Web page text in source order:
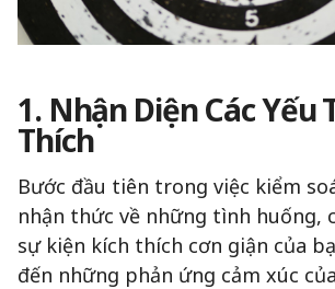
1. Nhận Diện Các Yếu
Thích
Bước đầu tiên trong việc kiểm
nhận thức về những tình huống,
sự kiện kích thích cơn giận của
đến những phản ứng cảm xúc